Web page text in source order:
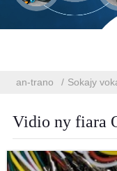
an-trano Sokajy
Vidio ny fiara